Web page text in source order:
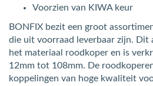
Voorzien van KIWA keur
BONFIX bezit een groot
die uit voorraad leverbaar zijn. Dit
het materiaal roodkoper en is
12mm tot 108mm. De
koppelingen van hoge kwaliteit